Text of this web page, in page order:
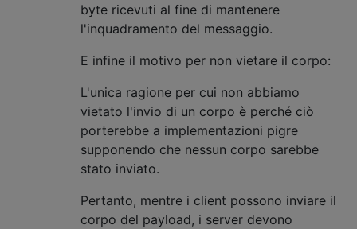
byte ricevuti al fine di mantenere
l'inquadramento del messaggio.
E infine il motivo per non vietare il corpo:
L'unica ragione per cui non abbiamo
vietato l'invio di un corpo è perché ciò
porterebbe a implementazioni pigre
supponendo che nessun corpo sarebbe
stato inviato.
Pertanto, mentre i client possono inviare il
corpo del payload, i server devono